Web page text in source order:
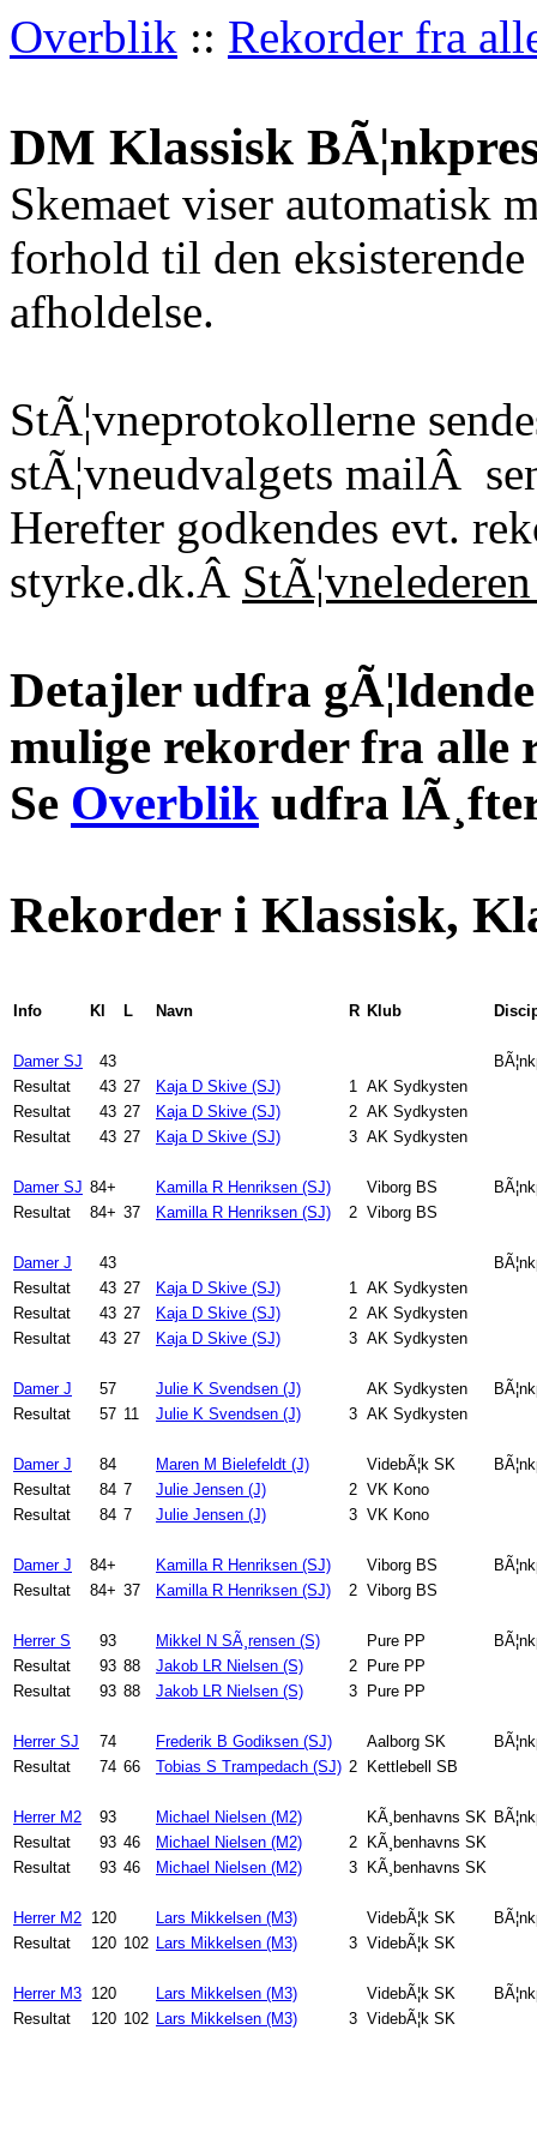
Overblik :: Rekorder fra
DM Klassisk
Skemaet viser automatisk
forhold til den
afholdelse.
StÃ¦vneprotokollerne
stÃ¦vneudvalgets mailÂ
Herefter godkendes evt.
styrke.dk.Â
Detajler udfra
mulige rekorder fra alle
Se Overblik udfra
Rekorder i Klassisk,
Info Kl L Navn R Klub
Damer SJ 43
Resultat
43 27 Kaja D Skive (SJ) 1 AK Sydkysten
Resultat
43 27 Kaja D Skive (SJ) 2 AK Sydkysten
Resultat
43 27 Kaja D Skive (SJ) 3 AK Sydkysten
Damer SJ 84+ Kamilla R Henriksen (SJ) Viborg BS
Resultat
84+ 37 Kamilla R Henriksen (SJ) 2 Viborg BS
Damer J 43
Resultat
43 27 Kaja D Skive (SJ) 1 AK Sydkysten
Resultat
43 27 Kaja D Skive (SJ) 2 AK Sydkysten
Resultat
43 27 Kaja D Skive (SJ) 3 AK Sydkysten
Damer J 57 Julie K Svendsen (J) AK Sydkysten
Resultat
57 11 Julie K Svendsen (J) 3 AK Sydkysten
Damer J 84 Maren M Bielefeldt (J) VidebÃ¦k SK
Resultat
84 7 Julie Jensen (J) 2 VK Kono
Resultat
84 7 Julie Jensen (J) 3 VK Kono
Damer J 84+ Kamilla R Henriksen (SJ) Viborg BS
Resultat
84+ 37 Kamilla R Henriksen (SJ) 2 Viborg BS
Herrer S 93 Mikkel N SÃ¸rensen (S) Pure PP
Resultat
93 88 Jakob LR Nielsen (S) 2
Pure PP
Resultat
93 88 Jakob LR Nielsen (S) 3 Pure PP
Herrer SJ 74 Frederik B Godiksen (SJ) Aalborg SK
Resultat
74 66 Tobias S Trampedach (SJ) 2 Kettlebell SB
Herrer M2 93 Michael Nielsen (M2) KÃ¸benhavns SK
Resultat
93 46 Michael Nielsen (M2) 2
KÃ¸benhavns SK
Resultat
93 46 Michael Nielsen (M2) 3 KÃ¸benhavns SK
Herrer M2 120 Lars Mikkelsen (M3) VidebÃ¦k SK
Resultat
120 102 Lars Mikkelsen (M3) 3 VidebÃ¦k SK
Herrer M3 120 Lars Mikkelsen (M3) VidebÃ¦k SK
Resultat
120 102 Lars Mikkelsen (M3) 3 VidebÃ¦k SK